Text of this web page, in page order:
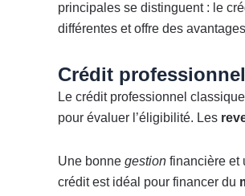
principales se distinguent : le
différentes et offre des
Crédit
Le crédit professionnel
pour évaluer l’éligibilité. Les
Une bonne gestion financière et
crédit est idéal pour financer du